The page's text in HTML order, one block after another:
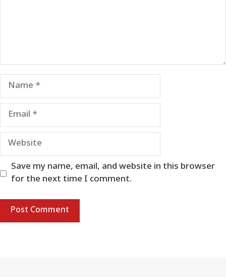
Name
Email
Website
Save my name, email, and website in this browser
for the next time I comment.